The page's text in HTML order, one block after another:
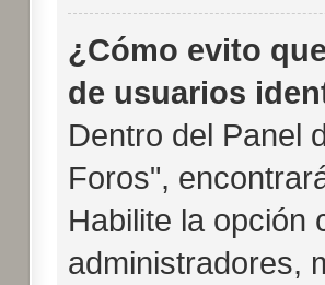
¿Cómo evito
de usuarios
Dentro del Panel
Foros",
Habilite la opción
administradores,